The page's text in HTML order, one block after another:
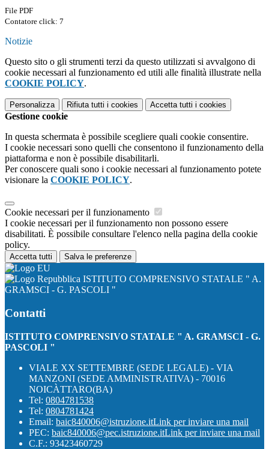
File PDF
Contatore click: 7
Notizie
Questo sito o gli strumenti terzi da questo utilizzati si avvalgono di
cookie necessari al funzionamento ed utili alle finalità illustrate nella
COOKIE POLICY.
Personalizza Rifiuta tutti i cookies Accetta tutti i cookies
Gestione cookie
In questa schermata è possibile scegliere quali cookie consentire.
I cookie necessari sono quelli che consentono il funzionamento della
piattaforma e non è possibile disabilitarli.
Per conoscere quali sono i cookie necessari al funzionamento potete
visionare la COOKIE POLICY.
Cookie necessari per il funzionamento
I cookie necessari per il funzionamento non possono essere
disabilitati. È possibile consultare l'elenco nella pagina della cookie
policy.
Accetta tutti Salva le preferenze
ISTITUTO COMPRENSIVO STATALE " A.
GRAMSCI - G. PASCOLI "
Contatti
ISTITUTO COMPRENSIVO STATALE " A. GRAMSCI - G.
PASCOLI "
VIALE XX SETTEMBRE (SEDE LEGALE) - VIA
MANZONI (SEDE AMMINISTRATIVA) - 70016
NOICÀTTARO(BA)
Tel: 0804781538
Tel: 0804781424
Email: baic840006@istruzione.itLink per inviare una mail
PEC: baic840006@pec.istruzione.itLink per inviare una mail
C.F.: 93423460729